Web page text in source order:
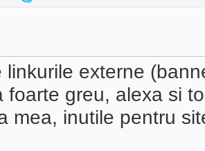
linkurile externe
foarte greu, alexa si
mea, inutile pentru